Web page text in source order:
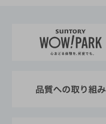
地域情報
サントリーサンバ
サントリーが考
企業概要